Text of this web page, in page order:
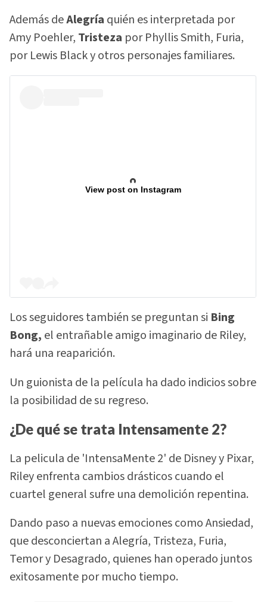
Además deAlegría quién es interpretada por
Amy Poehler, Tristeza por Phyllis Smith, Furia,
por Lewis Black y otros personajes familiares.
View post on Instagram
Los seguidores también se preguntan si Bing
Bong, el entrañable amigo imaginario de Riley,
hará una reaparición.
Un guionista de la película ha dado indicios sobre
la posibilidad de su regreso.
¿De qué se trata Intensamente 2?
La pelicula de 'IntensaMente 2' de Disney y Pixar,
Riley enfrenta cambios drásticos cuando el
cuartel general sufre una demolición repentina.
Dando paso a nuevas emociones como Ansiedad,
que desconciertan a Alegría, Tristeza, Furia,
Temor y Desagrado, quienes han operado juntos
exitosamente por mucho tiempo.